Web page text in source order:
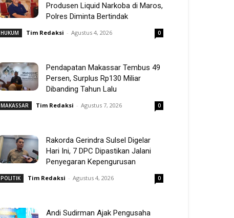
Produsen Liquid Narkoba di Maros,
Polres Diminta Bertindak
HUKUM Tim Redaksi - Agustus 4, 2026 0
Pendapatan Makassar Tembus 49
Persen, Surplus Rp130 Miliar
Dibanding Tahun Lalu
MAKASSAR Tim Redaksi - Agustus 7, 2026 0
Rakorda Gerindra Sulsel Digelar
Hari Ini, 7 DPC Dipastikan Jalani
Penyegaran Kepengurusan
POLITIK Tim Redaksi - Agustus 4, 2026 0
Andi Sudirman Ajak Pengusaha